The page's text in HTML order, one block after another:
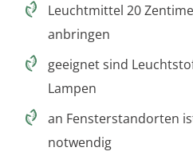
Leuchtmittel 20
anbringen
geeignet sind
Lampen
an Fensterstandorten
notwendig